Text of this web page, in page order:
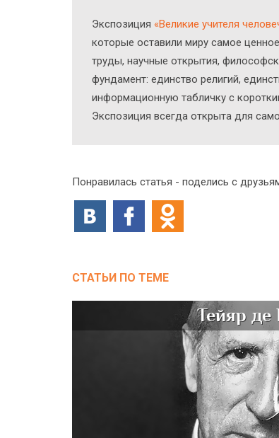
Экcпозиция «Великие учителя
которые оставили миру самое
труды, научные открытия,
фундамент: единство религий,
информационную табличку с
Экспозиция всегда открыта для
Понравилась статья - поделись с
СТАТЬИ ПО ТЕМЕ
Тейяр